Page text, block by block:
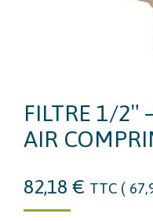
FILTRE 1/2″
AIR
82,18 € TTC (